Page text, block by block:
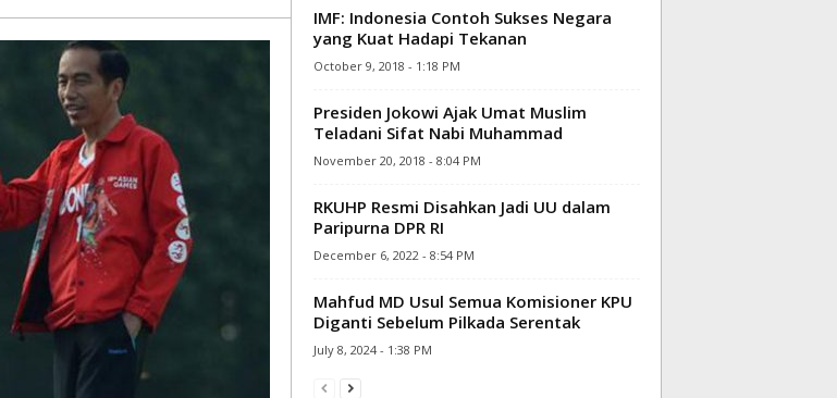
IMF: Indonesia Contoh Sukses Negara
yang Kuat Hadapi Tekanan
October 9, 2018 - 1:18 PM
Presiden Jokowi Ajak Umat Muslim
Teladani Sifat Nabi Muhammad
November 20, 2018 - 8:04 PM
RKUHP Resmi Disahkan Jadi UU dalam
Paripurna DPR RI
December 6, 2022 - 8:54 PM
Mahfud MD Usul Semua Komisioner KPU
Diganti Sebelum Pilkada Serentak
July 8, 2024 - 1:38 PM